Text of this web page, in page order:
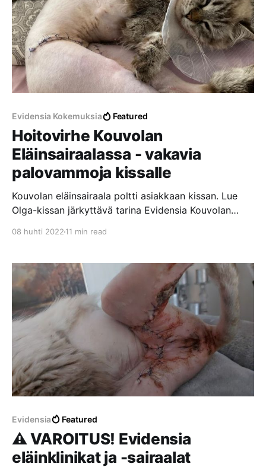
tapahtuneesta hoitovirheestä, josta aiheutui vakavia
palovammoja laajalle
Evidensia Kokemuksia Featured
Hoitovirhe Kouvolan
Eläinsairaalassa - vakavia
palovammoja kissalle
Kouvolan eläinsairaala poltti asiakkaan kissan. Lue
Olga-kissan järkyttävä tarina Evidensia Kouvolan
08 huhti 2022 11 min read
Evidensia Featured
⚠️ VAROITUS! Evidensia
eläinklinikat ja -sairaalat